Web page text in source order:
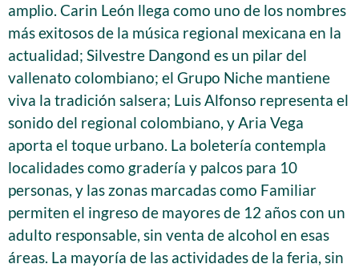
amplio. Carin León llega como uno de los nombres
más exitosos de la música regional mexicana en la
actualidad; Silvestre Dangond es un pilar del
vallenato colombiano; el Grupo Niche mantiene
viva la tradición salsera; Luis Alfonso representa el
sonido del regional colombiano, y Aria Vega
aporta el toque urbano. La boletería contempla
localidades como gradería y palcos para 10
personas, y las zonas marcadas como Familiar
permiten el ingreso de mayores de 12 años con un
adulto responsable, sin venta de alcohol en esas
áreas. La mayoría de las actividades de la feria, sin